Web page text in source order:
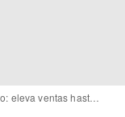
Inditex, sin techo: eleva ventas hasta los 35.900 millones de euros y dispara beneficios un +30 por ciento